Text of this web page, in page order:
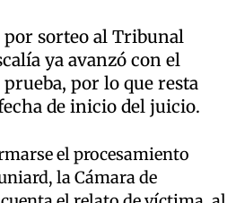
por sorteo al Tribunal
ya avanzó con el
por lo que resta
de inicio del juicio.
el procesamiento
la Cámara de